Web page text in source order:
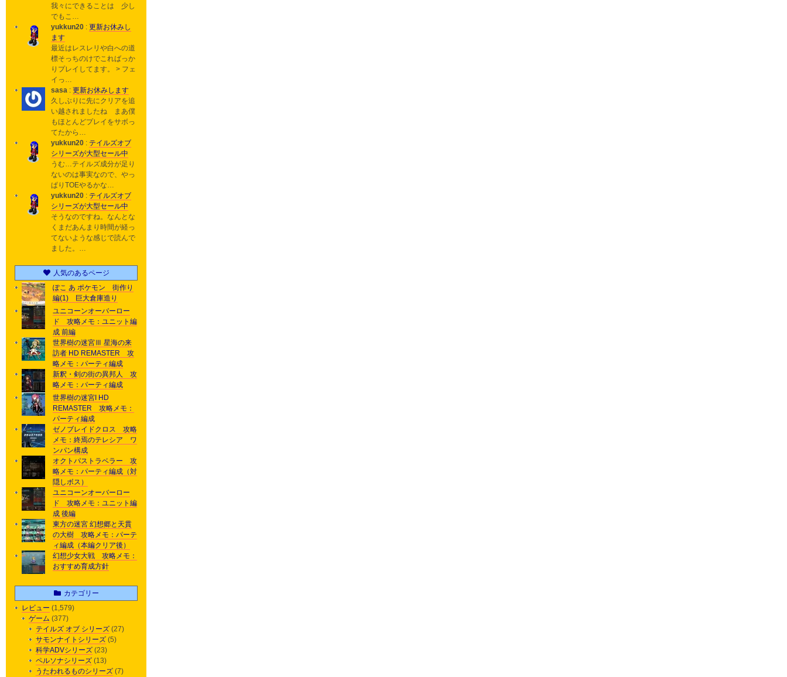
我々にできることは 少し
でもこ…
yukkun20 : 更新お休みし
ます
最近はレスレリや白への道
標そっちのけでこればっか
りプレイしてます。 > フェ
イっ…
sasa : 更新お休みします
久しぶりに先にクリアを追
い越されましたね まあ僕
もほとんどプレイをサボっ
てたから…
yukkun20 : テイルズオブ
シリーズが大型セール中
うむ…テイルズ成分が足り
ないのは事実なので、やっ
ぱりTOEやるかな…
yukkun20 : テイルズオブ
シリーズが大型セール中
そうなのですね。なんとな
くまだあんまり時間が経っ
てないような感じで読んで
ました。…
人気のあるページ
ぽこ あ ポケモン 街作り
編(1) 巨大倉庫造り
ユニコーンオーバーロー
ド 攻略メモ：ユニット編
成 前編
世界樹の迷宮Ⅲ 星海の来
訪者 HD REMASTER 攻
略メモ：パーティ編成
新釈・剣の街の異邦人 攻
略メモ：パーティ編成
世界樹の迷宮I HD
REMASTER 攻略メモ：
パーティ編成
ゼノブレイドクロス 攻略
メモ：終焉のテレシア ワ
ンパン構成
オクトパストラベラー 攻
略メモ：パーティ編成（対
隠しボス）
ユニコーンオーバーロー
ド 攻略メモ：ユニット編
成 後編
東方の迷宮 幻想郷と天貫
の大樹 攻略メモ：パーテ
ィ編成（本編クリア後）
幻想少女大戦 攻略メモ：
おすすめ育成方針
カテゴリー
レビュー (1,579)
ゲーム (377)
テイルズ オブ シリーズ (27)
サモンナイトシリーズ (5)
科学ADVシリーズ (23)
ペルソナシリーズ (13)
うたわれるものシリーズ (7)